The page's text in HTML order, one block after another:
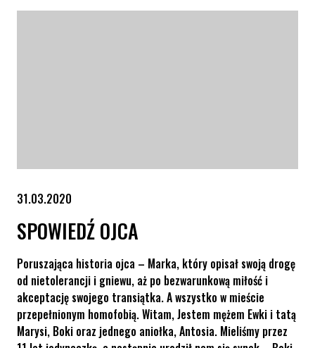
31.03.2020
SPOWIEDŹ OJCA
Poruszająca historia ojca – Marka, który opisał swoją drogę
od nietolerancji i gniewu, aż po bezwarunkową miłość i
akceptację swojego transiątka. A wszystko w mieście
przepełnionym homofobią. Witam, Jestem mężem Ewki i tatą
Marysi, Boki oraz jednego aniołka, Antosia. Mieliśmy przez